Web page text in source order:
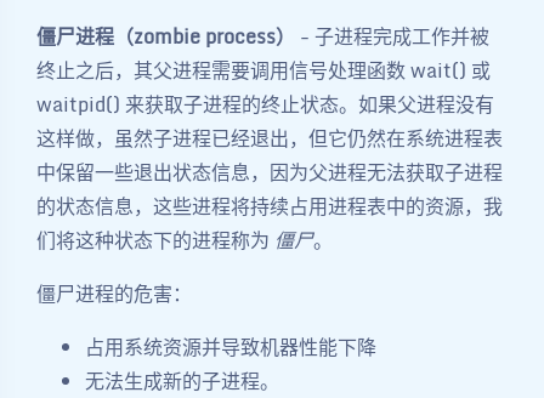
僵尸进程（zombie process） - 子进程完成工作并被
终止之后，其父进程需要调用信号处理函数 wait() 或
waitpid() 来获取子进程的终止状态。如果父进程没有
这样做，虽然子进程已经退出，但它仍然在系统进程表
中保留一些退出状态信息，因为父进程无法获取子进程
的状态信息，这些进程将持续占用进程表中的资源，我
们将这种状态下的进程称为 僵尸。
僵尸进程的危害：
占用系统资源并导致机器性能下降
无法生成新的子进程。